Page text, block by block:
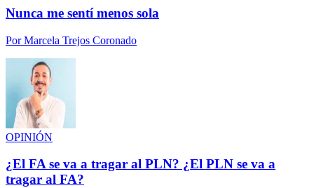
Nunca me sentí menos sola
PorMarcela Trejos Coronado
OPINIÓN
¿El FA se va a tragar al PLN? ¿El PLN se va a
tragar al FA?